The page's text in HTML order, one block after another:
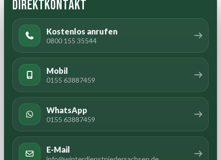
Direktkontakt
Kostenlos anrufen
0800 155 35544
Mobil
0155 63887459
WhatsApp
0155 63887459
E-Mail